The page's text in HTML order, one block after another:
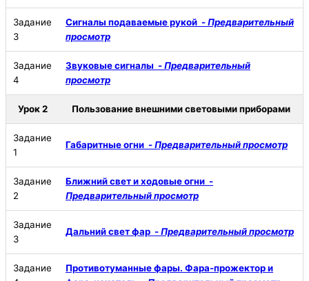
Задание
3
Сигналы подаваемые рукой -Предварительный
просмотр
Задание
4
Звуковые сигналы -Предварительный
просмотр
Урок 2 Пользование внешними световыми приборами
Задание
1
Габаритные огни -Предварительный просмотр
Задание
2
Ближний свет и ходовые огни -
Предварительный просмотр
Задание
3
Дальний свет фар -Предварительный просмотр
Задание
Противотуманные фары. Фара-прожектор и